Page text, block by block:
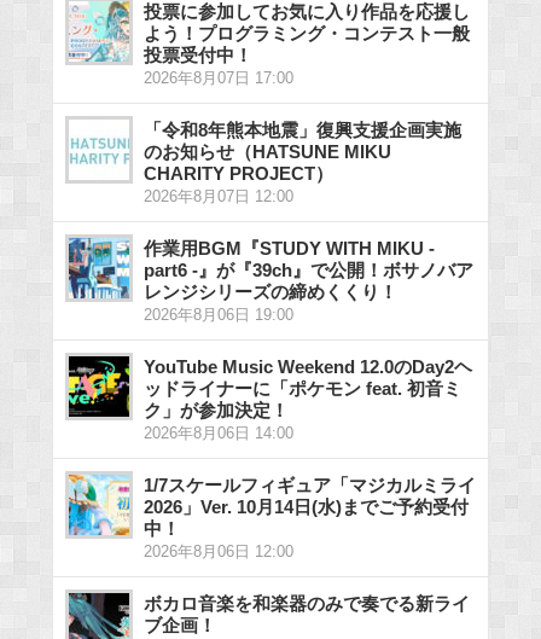
投票に参加してお気に入り作品を応援し
よう！プログラミング・コンテスト一般
投票受付中！
2026年8月07日 17:00
「令和8年熊本地震」復興支援企画実施
のお知らせ（HATSUNE MIKU
CHARITY PROJECT）
2026年8月07日 12:00
作業用BGM『STUDY WITH MIKU -
part6 -』が『39ch』で公開！ボサノバア
レンジシリーズの締めくくり！
2026年8月06日 19:00
YouTube Music Weekend 12.0のDay2ヘ
ッドライナーに「ポケモン feat. 初音ミ
ク」が参加決定！
2026年8月06日 14:00
1/7スケールフィギュア「マジカルミライ
2026」Ver. 10月14日(水)までご予約受付
中！
2026年8月06日 12:00
ボカロ音楽を和楽器のみで奏でる新ライ
ブ企画！